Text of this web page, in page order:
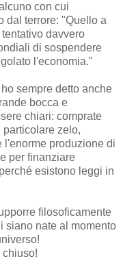
con cui
dal terrore: "Quello a
davvero
di sospendere
l'economia."
sempre detto anche
bocca e
chiari: comprate
zelo,
l'enorme produzione di
per finanziare
esistono leggi in
filosoficamente
siano nate al momento
chiuso!